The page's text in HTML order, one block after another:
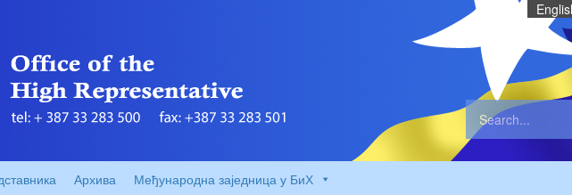
Архива Међународна заједница у БиХ